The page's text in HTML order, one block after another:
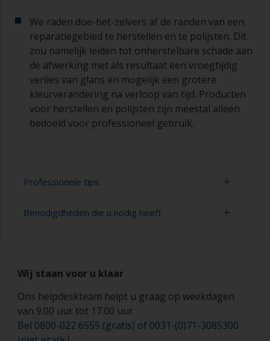
We raden doe-het-zelvers af de randen van een
reparatiegebied te herstellen en te polijsten. Dit
zou namelijk leiden tot onherstelbare schade aan
de afwerking met als resultaat een vroegtijdig
verlies van glans en mogelijk een grotere
kleurverandering na verloop van tijd. Producten
voor herstellen en polijsten zijn meestal alleen
bedoeld voor professioneel gebruik.
Professionele tips
Schilderen met een verfroller:
De verfrollers moeten gemaakt zijn van schuim
dichtheid om de vorming van belletjes die
kunnen ontstaan bij het gebruik van verfrollers
gemaakt van mohair of van schuim met grote
Benodigdheden die u nodig heeft
Verfrollers (geschikte soorten en grootten)
Schilderskwasten (geschikte soorten en
Wij staan voor u klaar
Ons helpdeskteam helpt u graag op weekdagen
van 9.00 uur tot 17.00 uur
Bel 0800-022 6555 (gratis) of 0031-(0)71-3085300